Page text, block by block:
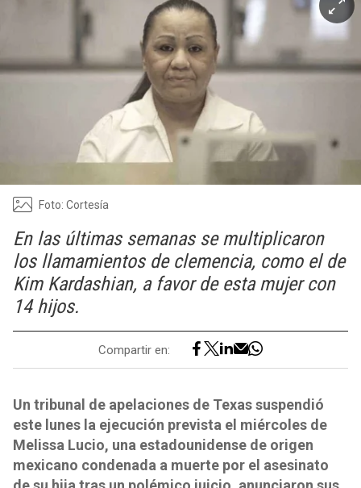
Foto: Cortesía
En las últimas semanas se multiplicaron
los llamamientos de clemencia, como el de
Kim Kardashian, a favor de esta mujer con
14 hijos.
Compartir en:
Un tribunal de apelaciones de Texas suspendió
este lunes la ejecución prevista el miércoles de
Melissa Lucio, una estadounidense de origen
mexicano condenada a muerte por el asesinato